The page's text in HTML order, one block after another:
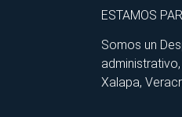
ESTAMOS
Somos un
Xalapa,